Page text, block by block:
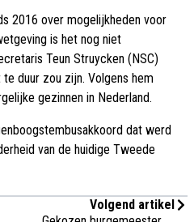
2016 over mogelijkheden voor
is het nog niet
Teun Struycken (NSC)
duur zou zijn. Volgens hem
gezinnen in Nederland.
dat werd
van de huidige Tweede
Volgend artikel